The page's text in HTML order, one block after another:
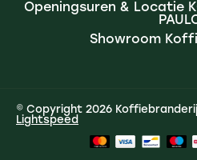
Openingsuren & Locatie
Showroom
© Copyright 2026
Lightspeed